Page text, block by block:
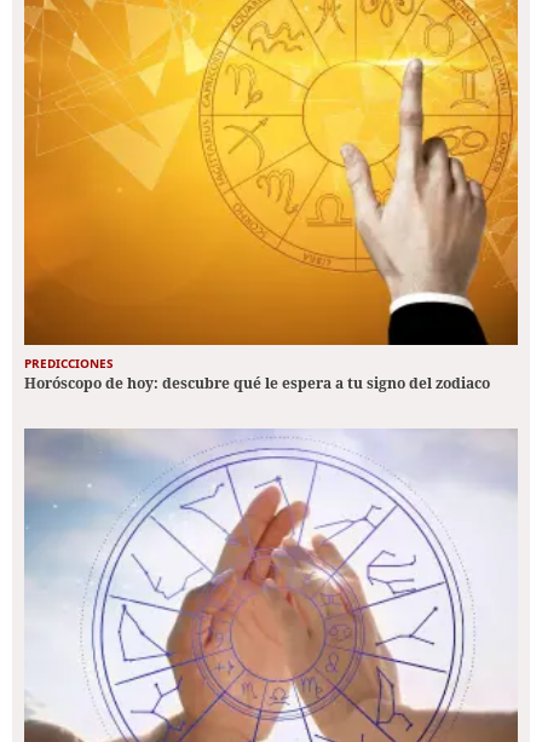
PREDICCIONES
Horóscopo de hoy: descubre qué le espera a tu signo del zodiaco